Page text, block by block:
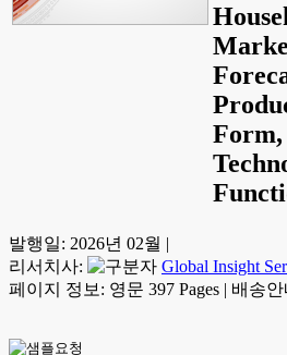
발행일: 2026년 02월 |
리서치사:
Global Insight
페이지 정보: 영문 397 Pages | 배송